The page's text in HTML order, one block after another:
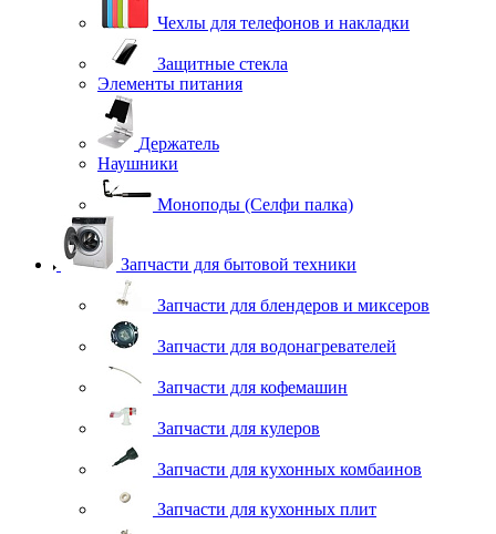
Чехлы для телефонов и накладки
Защитные стекла
Элементы питания
Держатель
Наушники
Моноподы (Селфи палка)
Запчасти для бытовой техники
Запчасти для блендеров и миксеров
Запчасти для водонагревателей
Запчасти для кофемашин
Запчасти для кулеров
Запчасти для кухонных комбаинов
Запчасти для кухонных плит